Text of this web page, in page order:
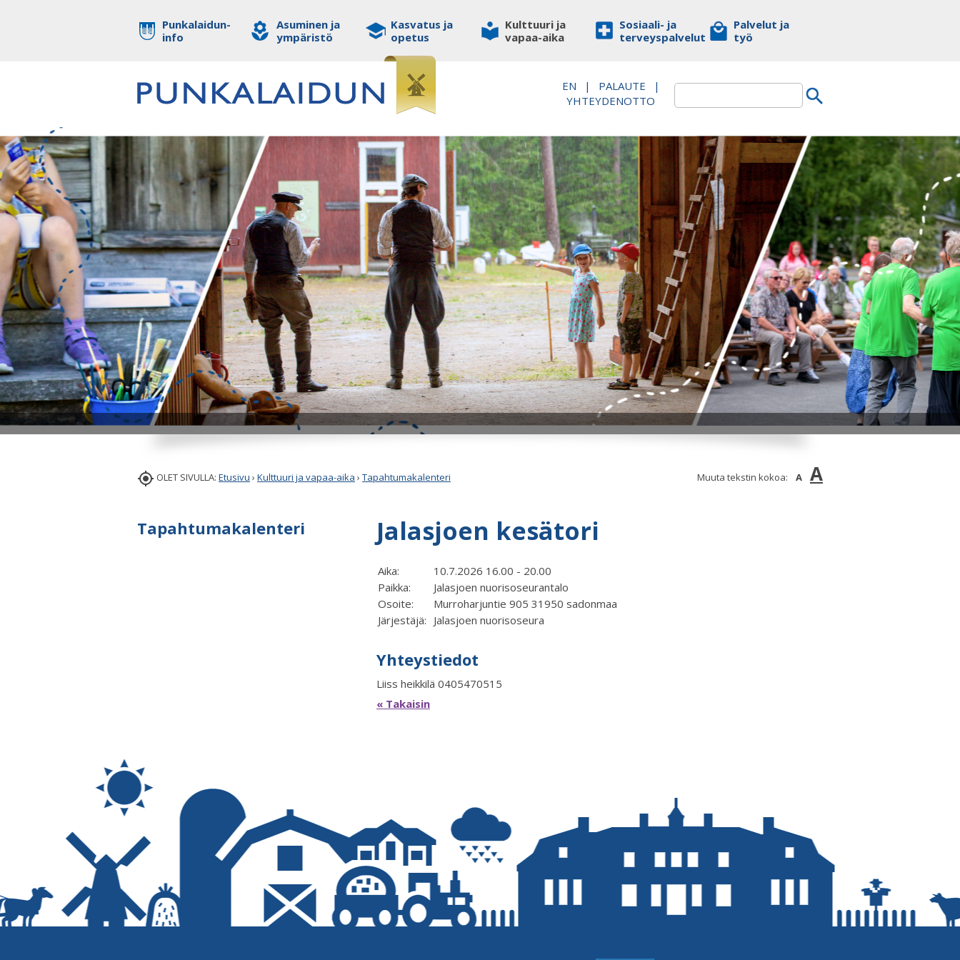
Punkalaidun-
info
Asuminen ja
ympäristö
Kasvatus ja
opetus
Kulttuuri ja
vapaa-aika
Sosiaali- ja
terveyspalvelut
Palvelut ja
työ
EN | PALAUTE
|
YHTEYDENOTTO
 OLET SIVULLA: Etusivu › Kulttuuri ja vapaa-aika › Tapahtumakalenteri Muuta tekstin kokoa: A A
Tapahtumakalenteri Jalasjoen kesätori
Aika:
10.7.2026 16.00 - 20.00
Paikka:
Jalasjoen nuorisoseurantalo
Osoite:
Murroharjuntie 905 31950 sadonmaa
Järjestäjä: Jalasjoen nuorisoseura
Yhteystiedot
Liiss heikkilä 0405470515
« Takaisin